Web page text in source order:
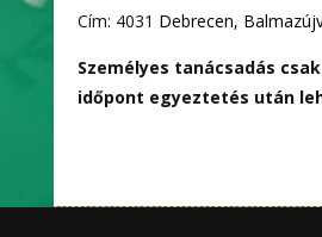
Cím: 4031 Debrecen,
Személyes tanácsadás
időpont egyeztetés után